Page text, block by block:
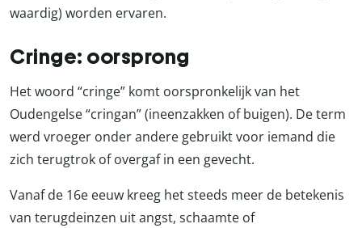
waardig) worden ervaren.
Cringe: oorsprong
Het woord “cringe” komt oorspronkelijk van het
Oudengelse “cringan” (ineenzakken of buigen). De term
werd vroeger onder andere gebruikt voor iemand die
zich terugtrok of overgaf in een gevecht.
Vanaf de 16e eeuw kreeg het steeds meer de betekenis
van terugdeinzen uit angst, schaamte of